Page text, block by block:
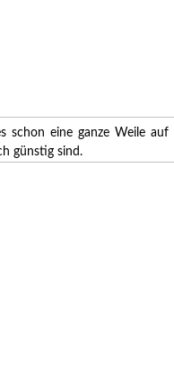
schon eine ganze Weile
günstig sind.